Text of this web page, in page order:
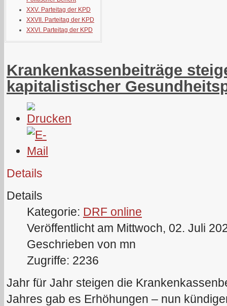
XXV. Parteitag der KPD
XXVII. Parteitag der KPD
XXVI. Parteitag der KPD
Krankenkassenbeiträge
kapitalistischer
Details
Details
Kategorie: DRF online
Veröffentlicht am Mittwoch, 02. Juli
Geschrieben von mn
Zugriffe: 2236
Jahr für Jahr steigen die
Jahres gab es Erhöhungen – nun